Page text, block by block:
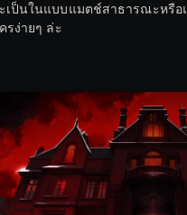
เป็นในแบบแมตช์สาธารณะหรื
รง่ายๆ ล่ะ